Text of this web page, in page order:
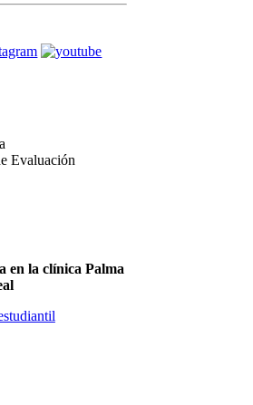
Evaluación
en la clínica Palma